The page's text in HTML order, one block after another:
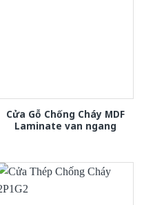
Cửa Gỗ Chống Cháy MDF
Laminate van ngang